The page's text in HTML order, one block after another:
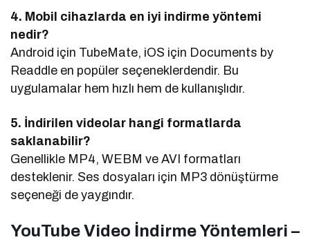
4. Mobil cihazlarda en iyi indirme yöntemi
nedir?
Android için TubeMate, iOS için Documents by
Readdle en popüler seçeneklerdendir. Bu
uygulamalar hem hızlı hem de kullanışlıdır.
5. İndirilen videolar hangi formatlarda
saklanabilir?
Genellikle MP4, WEBM ve AVI formatları
desteklenir. Ses dosyaları için MP3 dönüştürme
seçeneği de yaygındır.
YouTube Video İndirme Yöntemleri –